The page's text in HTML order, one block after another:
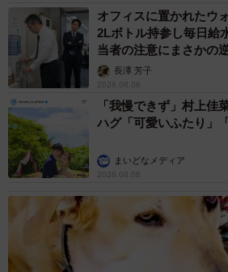
オフィスに置かれた
2Lボトル持参し毎日給
当者の注意にまさかの
説】長澤 芳子
2026.08.08
「我慢できず」村上佳
ハグ「可愛いふたり」
まいどなメディア
2026.08.08